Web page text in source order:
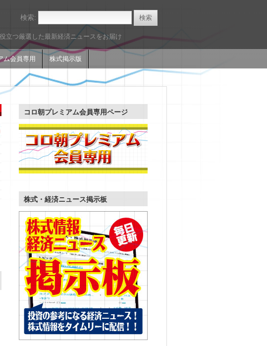
立つ厳選した最新経済ニュースをお届け
ム会員専用 株式掲示版
検索:
コロ朝プレミアム会員専用ページ
株式・経済ニュース掲示板